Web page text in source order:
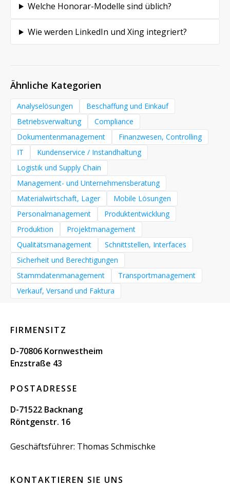
Welche Honorar-Modelle sind üblich?
Wie werden LinkedIn und Xing integriert?
Ähnliche Kategorien
Analyselösungen
Beschaffung und Einkauf
Betriebsverwaltung
Compliance
Dokumentenmanagement
Finanzwesen, Controlling
IT
Kundenservice / Instandhaltung
Logistik und Supply Chain
Management- und Unternehmensberatung
Materialwirtschaft, Lager
Mobile Lösungen
Personalmanagement
Produktentwicklung
Produktion
Projektmanagement
Qualitätsmanagement
Schnittstellen, Interfaces
Sicherheit und Berechtigungen
Stammdatenmanagement
Transportmanagement
Verkauf, Versand und Faktura
FIRMENSITZ
D-70806 Kornwestheim
Enzstraße 43
POSTADRESSE
D-71522 Backnang
Röntgenstr. 16
Geschäftsführer: Thomas Schmischke
KONTAKTIEREN SIE UNS